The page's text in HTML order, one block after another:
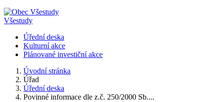
Všestudy
Úřední deska
Kulturní akce
Plánované investiční akce
Úvodní stránka
Úřad
Úřední deska
Povinné informace dle z.č. 250/2000 Sb....